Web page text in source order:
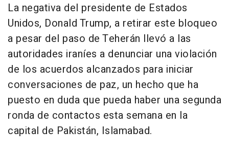
La negativa del presidente de Estados
Unidos, Donald Trump, a retirar este bloqueo
a pesar del paso de Teherán llevó a las
autoridades iraníes a denunciar una violación
de los acuerdos alcanzados para iniciar
conversaciones de paz, un hecho que ha
puesto en duda que pueda haber una segunda
ronda de contactos esta semana en la
capital de Pakistán, Islamabad.